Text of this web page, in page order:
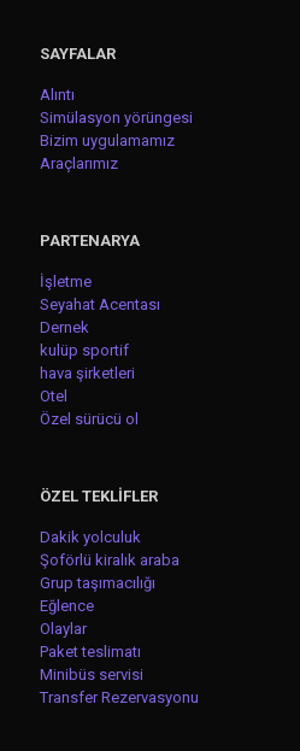
SAYFALAR
Alıntı
Simülasyon yörüngesi
Bizim uygulamamız
Araçlarımız
PARTENARYA
İşletme
Seyahat Acentası
Dernek
kulüp sportif
hava şirketleri
Otel
Özel sürücü ol
ÖZEL TEKLİFLER
Dakik yolculuk
Şoförlü kiralık araba
Grup taşımacılığı
Eğlence
Olaylar
Paket teslimatı
Minibüs servisi
Transfer Rezervasyonu